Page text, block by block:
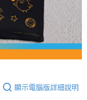
顯示電腦版詳細說明